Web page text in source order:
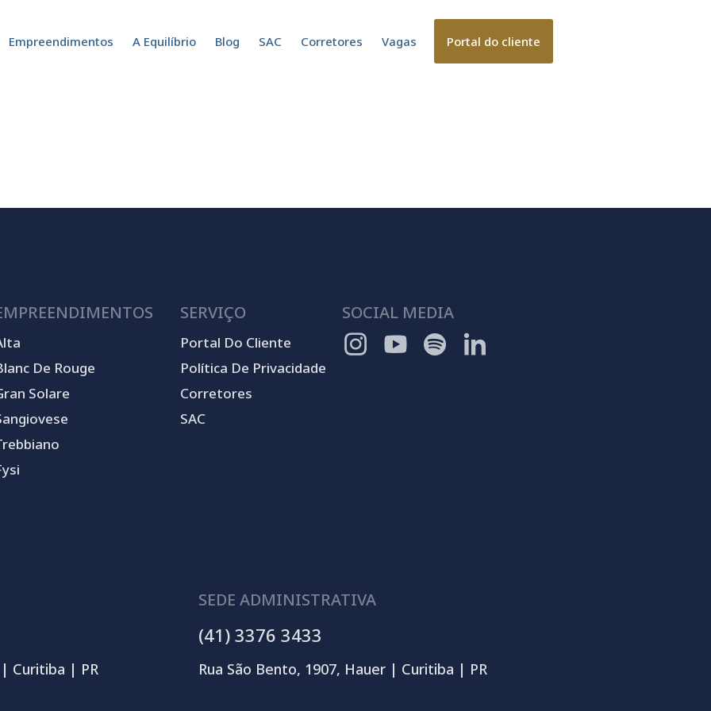
Empreendimentos A Equilíbrio Blog SAC Corretores Vagas Portal do cliente
De Rouge
Solare
SERVIÇO
Portal Do Cliente
Política De Privacidade
Corretores
SAC
SOCIAL MEDIA
| Curitiba | PR
SEDE ADMINISTRATIVA
(41) 3376 3433
Rua São Bento, 1907, Hauer | Curitiba | PR